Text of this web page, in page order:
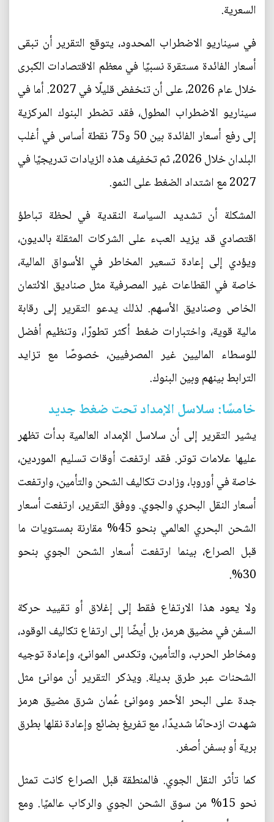
السعرية.
في سيناريو الاضطراب المحدود، يتوقع التقرير أن تبقى
أسعار الفائدة مستقرة نسبيًا في معظم الاقتصادات الكبرى
خلال عام 2026، على أن تنخفض قليلًا في 2027. أما في
سيناريو الاضطراب المطول، فقد تضطر البنوك المركزية
إلى رفع أسعار الفائدة بين 50 و75 نقطة أساس في أغلب
البلدان خلال 2026، ثم تخفيف هذه الزيادات تدريجيًا في
2027 مع اشتداد الضغط على النمو.
المشكلة أن تشديد السياسة النقدية في لحظة تباطؤ
اقتصادي قد يزيد العبء على الشركات المثقلة بالديون،
ويؤدي إلى إعادة تسعير المخاطر في الأسواق المالية،
خاصة في القطاعات غير المصرفية مثل صناديق الائتمان
الخاص وصناديق الأسهم. لذلك يدعو التقرير إلى رقابة
مالية قوية، واختبارات ضغط أكثر تطورًا، وتنظيم أفضل
للوسطاء الماليين غير المصرفيين، خصوصًا مع تزايد
الترابط بينهم وبين البنوك.
خامسًا: سلاسل الإمداد تحت ضغط جديد
يشير التقرير إلى أن سلاسل الإمداد العالمية بدأت تظهر
عليها علامات توتر. فقد ارتفعت أوقات تسليم الموردين،
خاصة في أوروبا، وزادت تكاليف الشحن والتأمين، وارتفعت
أسعار النقل البحري والجوي. ووفق التقرير، ارتفعت أسعار
الشحن البحري العالمي بنحو 45% مقارنة بمستويات ما
قبل الصراع، بينما ارتفعت أسعار الشحن الجوي بنحو
30%.
ولا يعود هذا الارتفاع فقط إلى إغلاق أو تقييد حركة
السفن في مضيق هرمز، بل أيضًا إلى ارتفاع تكاليف الوقود،
ومخاطر الحرب، والتأمين، وتكدس الموانئ، وإعادة توجيه
الشحنات عبر طرق بديلة. ويذكر التقرير أن موانئ مثل
جدة على البحر الأحمر وموانئ عُمان شرق مضيق هرمز
شهدت ازدحامًا شديدًا، مع تفريغ بضائع وإعادة نقلها بطرق
برية أو بسفن أصغر.
كما تأثر النقل الجوي. فالمنطقة قبل الصراع كانت تمثل
نحو 15% من سوق الشحن الجوي والركاب عالميًا. ومع